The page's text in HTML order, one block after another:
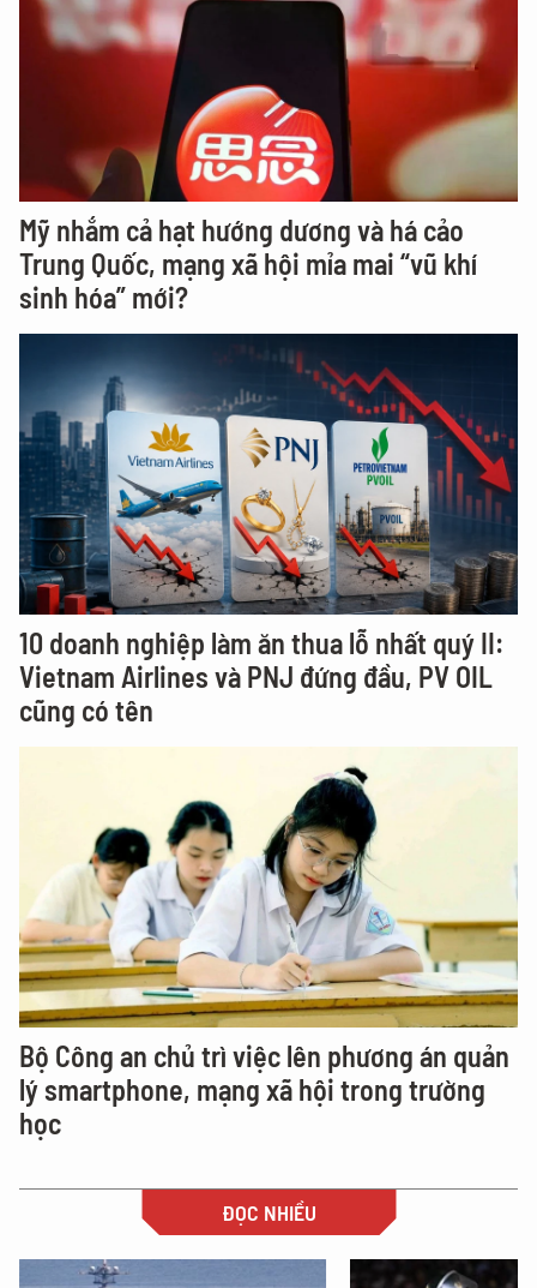
Mỹ nhắm cả hạt hướng dương và há cảo
Trung Quốc, mạng xã hội mỉa mai “vũ khí
sinh hóa” mới?
10 doanh nghiệp làm ăn thua lỗ nhất quý II:
Vietnam Airlines và PNJ đứng đầu, PV OIL
cũng có tên
Bộ Công an chủ trì việc lên phương án quản
lý smartphone, mạng xã hội trong trường
học
ĐỌC NHIỀU